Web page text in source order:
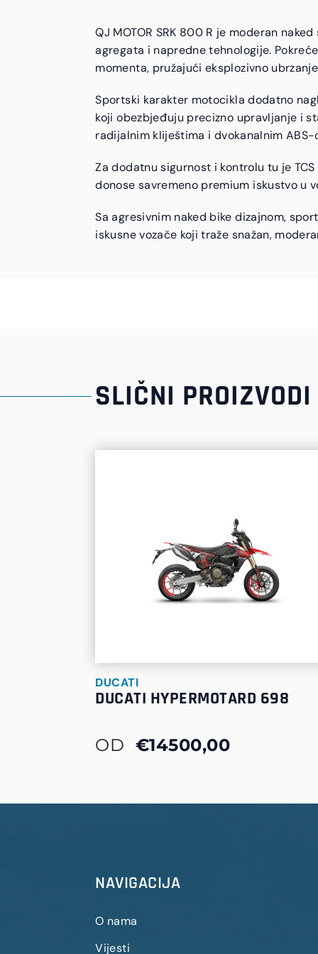
QJ MOTOR SRK 800 R je moderan
agregata i napredne tehnologije.
momenta, pružajući eksplozivno
Sportski karakter motocikla dodatno
koji obezbjeđuju precizno upravljanje i
radijalnim kliještima i dvokanalnim
Za dodatnu sigurnost i kontrolu tu je
donose savremeno premium iskustvo u
Sa agresivnim naked bike dizajnom,
iskusne vozače koji traže snažan,
SLIČNI PROIZVODI
DUCATI
DUCATI HYPERMOTARD 698
OD €14500,00
NAVIGACIJA
O nama
Vijesti